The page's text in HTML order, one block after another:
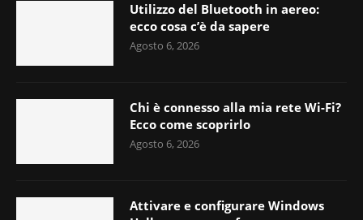
Utilizzo del Bluetooth in aereo:
ecco cosa c’è da sapere
Agosto 6, 2026
Chi è connesso alla mia rete Wi-Fi?
Ecco come scoprirlo
Agosto 6, 2026
Attivare e configurare Windows